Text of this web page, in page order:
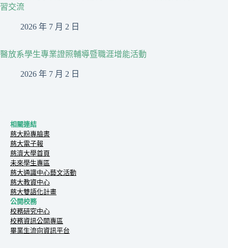
習交流
2026 年 7 月 2 日
醫放系學生專業證照輔導暨職涯增能活動
2026 年 7 月 2 日
相關連結
慈大粉專臉書
慈大電子報
慈濟大學首頁
未來學生專區
慈大通識中心藝文活動
慈大教資中心
慈大雙語化計畫
公開校務
校務研究中心
校務資訊公開專區
畢業生流向資訊平台